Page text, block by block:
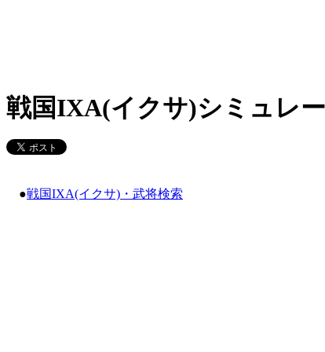
戦国IXA(イクサ)シミュレ
●戦国IXA(イクサ)・武将検索